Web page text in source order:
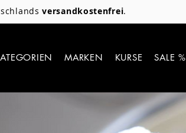
versandkostenfrei.
MARKEN KURSE SALE %